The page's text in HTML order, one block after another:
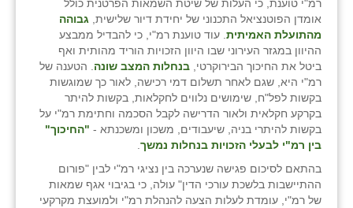
רמ"י טוענת, כי העלות של שיטת השמאות הפרטנית כולל
אומדן הפוטנציאל התכנוני של יחידת דיור שלישית, גבוהה
מהתועלת האמיתית. עוד טוענת רמ"י, כי להבדיל ממבצע
ההיוון במגזר העירוני שבו היוון הזכויות הוריד מהותית ואף
ביטל את החיכוך הבירוקרטי, בנחלות המצב שונה. הטענה של
רמ"י היא, שגם לאחר תשלום דמי רכישה, לאור כך שמוגשות
בקשות לפל"ח, שימושים נלווים לחקלאות, בקשות להיתר
בקרקע חקלאית ולאור הדרישה לקבל הסכמה וחתימת רמ"י על
בקשות להיתרי בניה, שיעבודים, משכון ומשכנתא - "החיכוך"
בין רמ"י לבעלי הזכויות בנחלות נמשך.
בהתאם לסיכום פגישה שנערכה בין נציגי רמ"י לבין "פורום
ההתיישבות בלשכת עורכי הדין" עולה, כי בגיבוי אגף שמאות
של רמ"י, עומדת לעלות הצעה להנהלת רמ"י ולמועצת מקרקעי